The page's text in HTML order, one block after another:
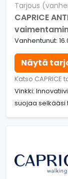
Tarjous
CAPRICE
Vanhentunut:
Näytä
Katso CAPRICE
Vinkki:
suojaa selkääsi